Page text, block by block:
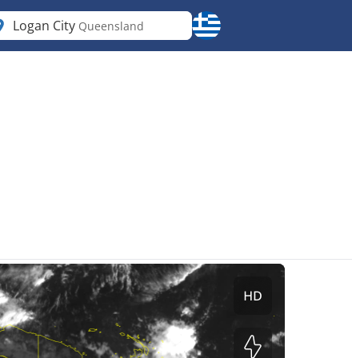
Logan City Queensland